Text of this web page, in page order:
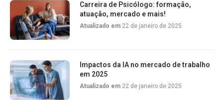
Carreira de Psicólogo: formação,
atuação, mercado e mais!
Atualizado em 22 de janeiro de 2025
Impactos da IA no mercado de trabalho
em 2025
Atualizado em 22 de janeiro de 2025